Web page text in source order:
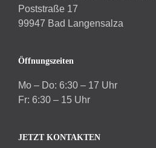
Poststraße 17
99947 Bad Langensalza
Öffnungszeiten
Mo – Do: 6:30 – 17 Uhr
Fr: 6:30 – 15 Uhr
JETZT KONTAKTEN